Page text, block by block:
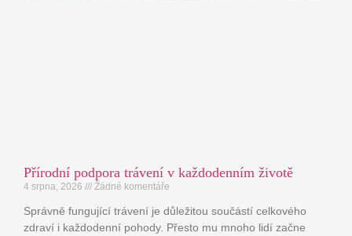
Přírodní podpora trávení v každodenním životě
4 srpna, 2026 Žádné komentáře
Správně fungující trávení je důležitou součástí celkového
zdraví i každodenní pohody. Přesto mu mnoho lidí začne